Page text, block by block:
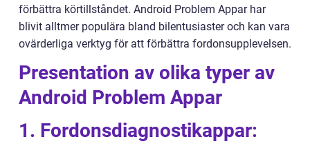
förbättra körtillståndet. Android Problem Appar har
blivit alltmer populära bland bilentusiaster och kan vara
ovärderliga verktyg för att förbättra fordonsupplevelsen.
Presentation av olika typer av
Android Problem Appar
1. Fordonsdiagnostikappar: